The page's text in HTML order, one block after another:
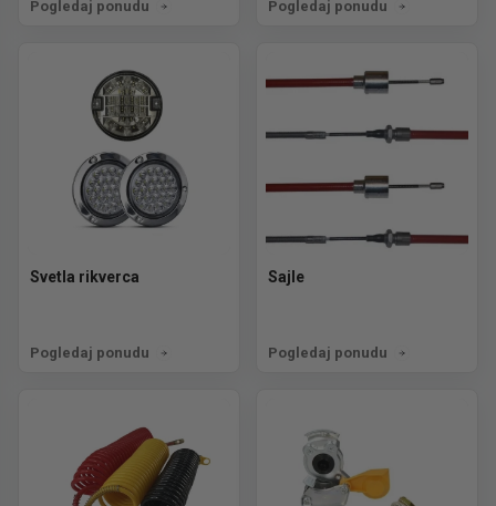
Pogledaj ponudu Pogledaj ponudu
Svetla rikverca
Pogledaj ponudu
Sajle
Pogledaj ponudu